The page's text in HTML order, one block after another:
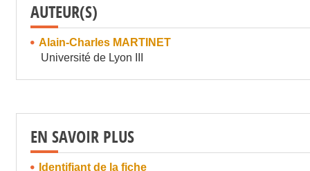
AUTEUR(S)
Alain-Charles MARTINET
Université de Lyon III
EN SAVOIR PLUS
Identifiant de la fiche